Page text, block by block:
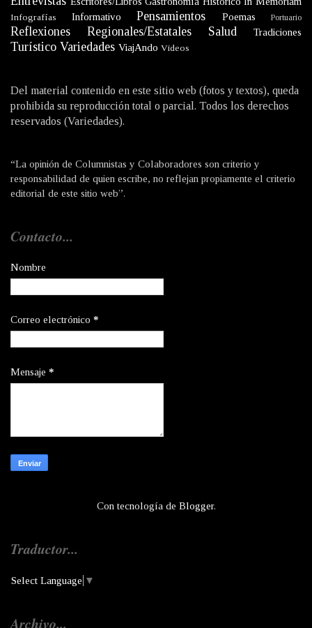
Infografías Informativo Pensamientos Poemas Portuario
Reflexiones Regionales/Estatales Salud Tradiciones
Turístico Variedades ViajAndo Videos
Del material contenido en este sitio web (fotos y textos), queda
prohibida su reproducción total o parcial. Todos los derechos
reservados (Variedades).
“La opinión de Columnistas y Colaboradores son criterio y
responsabilidad de quien escribe, no reflejan propiamente el criterio
editorial de este sitio web”.
Contacto...
Nombre
Correo electrónico *
Mensaje *
Con tecnología de Blogger.
Traductor...
Select Language ▼
Archivo...